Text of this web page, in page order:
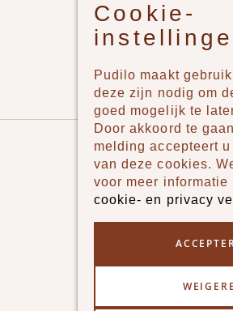
Jongens
Meisjes
Merken
Pudilo
Over ons
Algemene
Klantenservice - Ruilen &
Cookie-
Pudilo maakt
deze zijn nodig om
goed mogelijk te
Door akkoord te
melding accepteert
van deze cookies.
voor meer informatie
cookie- en privacy